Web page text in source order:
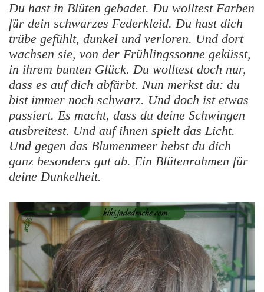
Du hast in Blüten gebadet. Du wolltest Farben
für dein schwarzes Federkleid. Du hast dich
trübe gefühlt, dunkel und verloren. Und dort
wachsen sie, von der Frühlingssonne geküsst,
in ihrem bunten Glück. Du wolltest doch nur,
dass es auf dich abfärbt. Nun merkst du: du
bist immer noch schwarz. Und doch ist etwas
passiert. Es macht, dass du deine Schwingen
ausbreitest. Und auf ihnen spielt das Licht.
Und gegen das Blumenmeer hebst du dich
ganz besonders gut ab. Ein Blütenrahmen für
deine Dunkelheit.